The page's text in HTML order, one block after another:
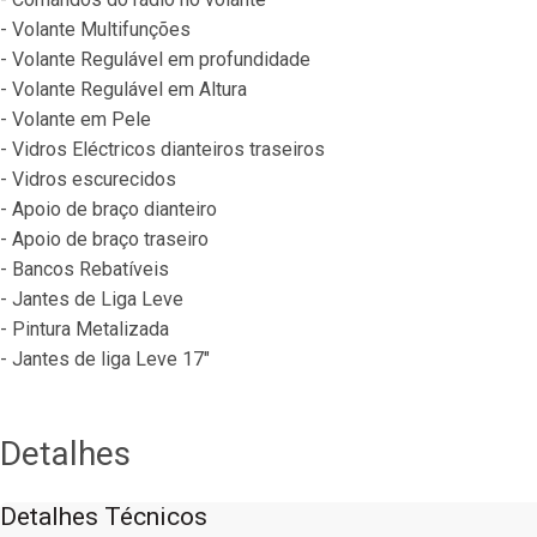
- Volante Multifunções
- Volante Regulável em profundidade
- Volante Regulável em Altura
- Volante em Pele
- Vidros Eléctricos dianteiros traseiros
- Vidros escurecidos
- Apoio de braço dianteiro
- Apoio de braço traseiro
- Bancos Rebatíveis
- Jantes de Liga Leve
- Pintura Metalizada
- Jantes de liga Leve 17"
Detalhes
Detalhes Técnicos